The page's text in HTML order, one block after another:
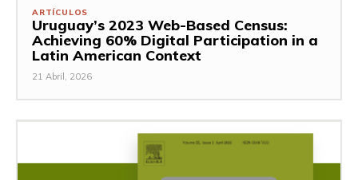
ARTÍCULOS
Uruguay’s 2023 Web-Based Census:
Achieving 60% Digital Participation in a
Latin American Context
21 Abril, 2026